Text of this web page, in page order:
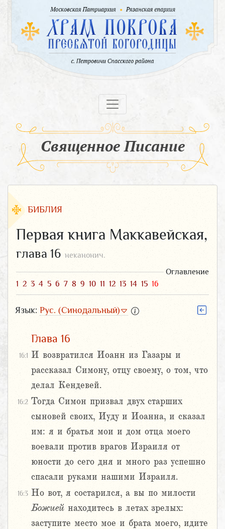
Священное Писание
БИБЛИЯ
Первая книга Маккавейская,
глава 16 неканонич.
Оглавление
1 2 3 4 5 6 7 8 9 10 11 12 13 14 15 16
Язык: Рус. (Синодальный)
Глава 16
16:1 И возвратился Иоанн из Газары и
рассказал Симону, отцу своему, о том, что
делал Кендевей.
16:2 Тогда Симон призвал двух старших
сыновей своих, Иуду и Иоанна, и сказал
им: я и братья мои и дом отца моего
воевали против врагов Израиля от
юности до сего дня и много раз успешно
спасали руками нашими Израиля.
16:3 Но вот, я состарился, а вы по милости
Божией находитесь в летах зрелых:
заступите место мое и брата моего, идите